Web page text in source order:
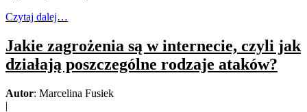
Czytaj dalej…
Jakie zagrożenia są w internecie, czyli jak
działają poszczególne rodzaje ataków?
Autor: Marcelina Fusiek
|